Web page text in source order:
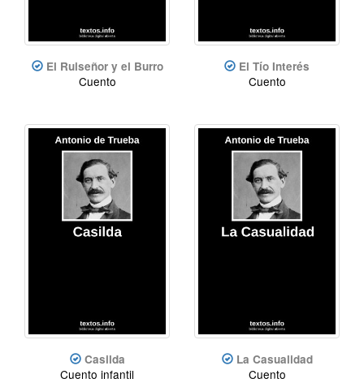
El Ruiseñor y el Burro
Cuento
El Tío Interés
Cuento
Casilda
Cuento infantil
La Casualidad
Cuento